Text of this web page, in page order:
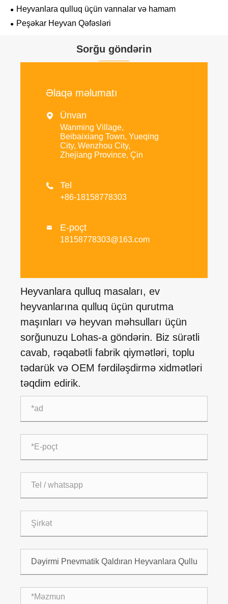
Heyvanlara qulluq üçün vannalar və hamam
Peşəkar Heyvan Qəfəsləri
Sorğu göndərin
Əlaqə məlumatı
 Ünvan
Wanming Village,
Beibaixiang Town, Yueqing
City, Wenzhou City,
Zhejiang Province, Çin
 Tel
+86-18158778303
 E-poçt
18158778303@163.com
Heyvanlara qulluq masaları, ev
heyvanlarına qulluq üçün qurutma
maşınları və heyvan məhsulları üçün
sorğunuzu Lohas-a göndərin. Biz sürətli
cavab, rəqabətli fabrik qiymətləri, toplu
tədarük və OEM fərdiləşdirmə xidmətləri
təqdim edirik.